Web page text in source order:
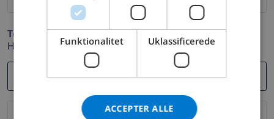
Telefon *
Hvis din e-mail adresse ikke fungerer korrekt.
NORWEGIAN
Funktionalitet Uklassificerede
ACCEPTER ALLE